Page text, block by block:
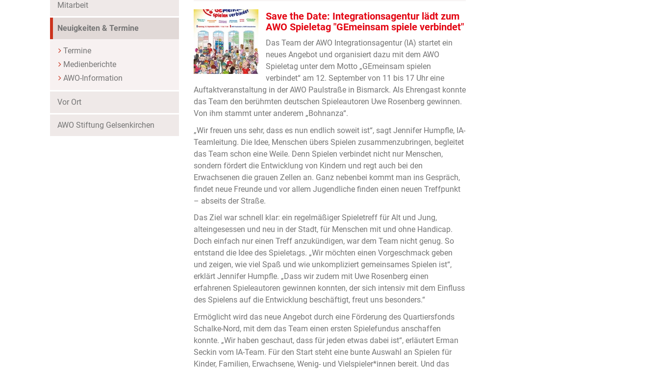
Mitarbeit
Neuigkeiten & Termine
Termine
Medienberichte
AWO-Information
Vor Ort
AWO Stiftung Gelsenkirchen
Save the Date: Integrationsagentur lädt zum
AWO Spieletag "GEmeinsam spiele verbindet"
Das Team der AWO Integrationsagentur (IA) startet ein
neues Angebot und organisiert dazu mit dem AWO
Spieletag unter dem Motto „GEmeinsam spielen
verbindet“ am 12. September von 11 bis 17 Uhr eine
Auftaktveranstaltung in der AWO Paulstraße in Bismarck. Als Ehrengast konnte
das Team den berühmten deutschen Spieleautoren Uwe Rosenberg gewinnen.
Von ihm stammt unter anderem „Bohnanza“.
„Wir freuen uns sehr, dass es nun endlich soweit ist“, sagt Jennifer Humpfle, IA-
Teamleitung. Die Idee, Menschen übers Spielen zusammenzubringen, begleitet
das Team schon eine Weile. Denn Spielen verbindet nicht nur Menschen,
sondern fördert die Entwicklung von Kindern und regt auch bei den
Erwachsenen die grauen Zellen an. Ganz nebenbei kommt man ins Gespräch,
findet neue Freunde und vor allem Jugendliche finden einen neuen Treffpunkt
– abseits der Straße.
Das Ziel war schnell klar: ein regelmäßiger Spieletreff für Alt und Jung,
alteingesessen und neu in der Stadt, für Menschen mit und ohne Handicap.
Doch einfach nur einen Treff anzukündigen, war dem Team nicht genug. So
entstand die Idee des Spieletags. „Wir möchten einen Vorgeschmack geben
und zeigen, wie viel Spaß und wie unkompliziert gemeinsames Spielen ist“,
erklärt Jennifer Humpfle. „Dass wir zudem mit Uwe Rosenberg einen
erfahrenen Spieleautoren gewinnen konnten, der sich intensiv mit dem Einfluss
des Spielens auf die Entwicklung beschäftigt, freut uns besonders.“
Ermöglicht wird das neue Angebot durch eine Förderung des Quartiersfonds
Schalke-Nord, mit dem das Team einen ersten Spielefundus anschaffen
konnte. „Wir haben geschaut, dass für jeden etwas dabei ist“, erläutert Erman
Seckin vom IA-Team. Für den Start steht eine bunte Auswahl an Spielen für
Kinder, Familien, Erwachsene, Wenig- und Vielspieler*innen bereit. Und das